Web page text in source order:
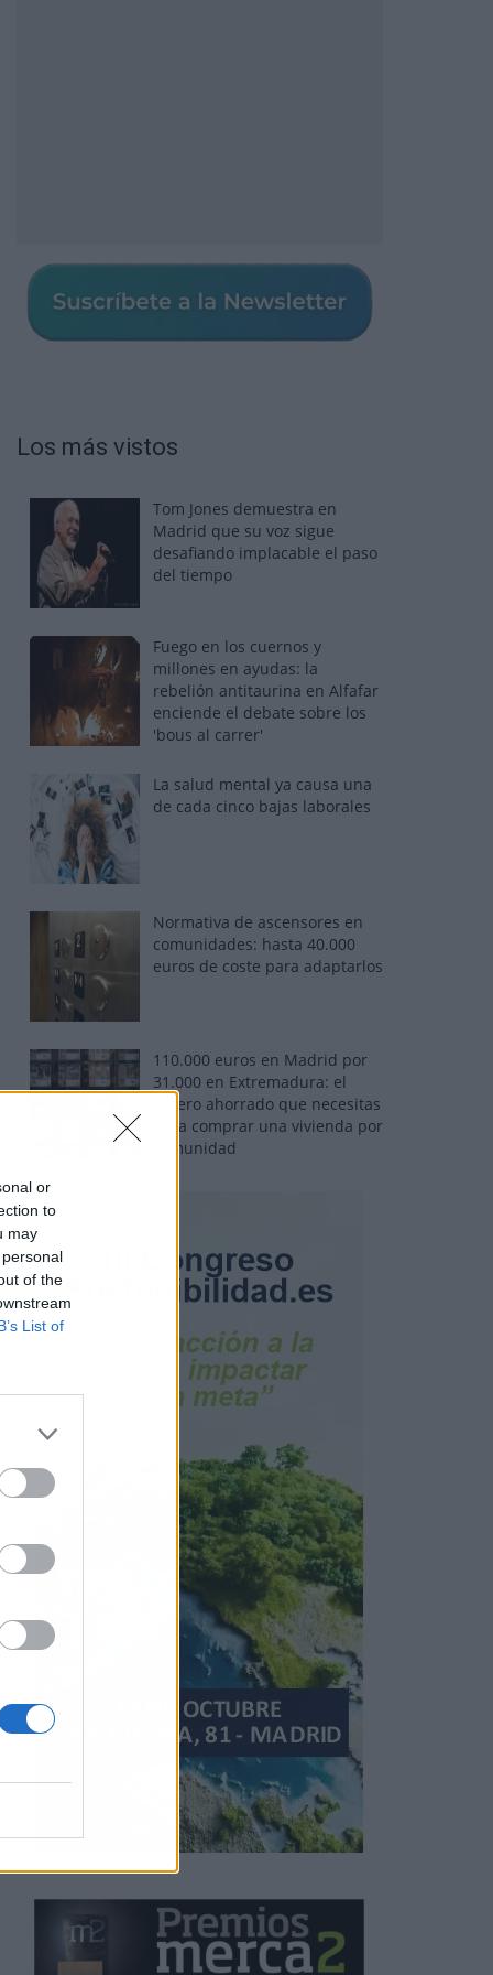
or
to
may
of the
List of
Los más vistos
Tom Jones demuestra en
Madrid que su voz sigue
desafiando implacable el paso
del tiempo
Fuego en los cuernos y
millones en ayudas: la
rebelión antitaurina en Alfafar
enciende el debate sobre los
'bous al carrer'
La salud mental ya causa una
de cada cinco bajas laborales
Normativa de ascensores en
comunidades: hasta 40.000
euros de coste para adaptarlos
110.000 euros en Madrid por
31.000 en Extremadura: el
dinero ahorrado que necesitas
para comprar una vivienda por
comunidad